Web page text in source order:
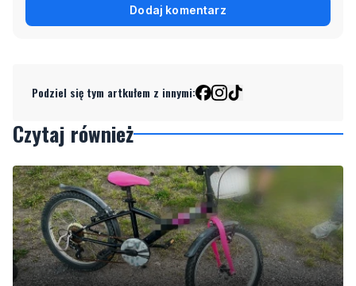
Dodaj komentarz
Podziel się tym artkułem z innymi:
Czytaj również